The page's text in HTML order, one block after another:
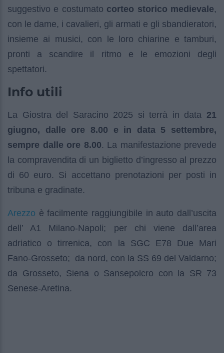
suggestivo e costumato corteo storico medievale,
con le dame, i cavalieri, gli armati e gli sbandieratori,
insieme ai musici, con le loro chiarine e tamburi,
pronti a scandire il ritmo e le emozioni degli
spettatori.
Info utili
La Giostra del Saracino 2025 si terrà in data 21
giugno, dalle ore 8.00 e in data 5 settembre,
sempre dalle ore 8.00. La manifestazione prevede
la compravendita di un biglietto d’ingresso al prezzo
di 60 euro. Si accettano prenotazioni per posti in
tribuna e gradinate.
Arezzo è facilmente raggiungibile in auto dall’uscita
dell’ A1 Milano-Napoli; per chi viene dall’area
adriatico o tirrenica, con la SGC E78 Due Mari
Fano-Grosseto; da nord, con la SS 69 del Valdarno;
da Grosseto, Siena o Sansepolcro con la SR 73
Senese-Aretina.